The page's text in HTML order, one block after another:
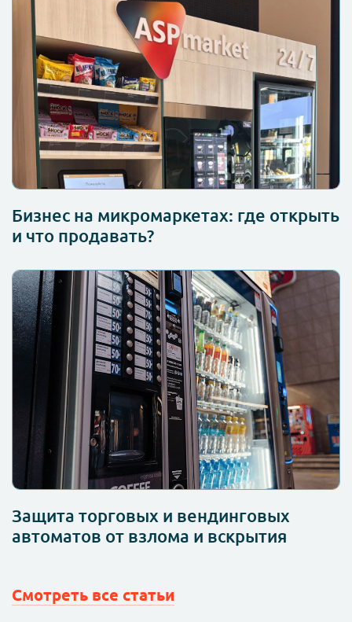
Бизнес на микромаркетах: где открыть
и что продавать?
Защита торговых и вендинговых
автоматов от взлома и вскрытия
Смотреть все статьи